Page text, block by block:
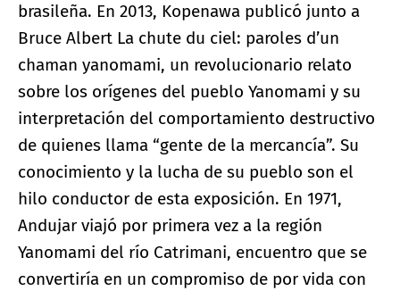
brasileña. En 2013, Kopenawa publicó junto a
Bruce Albert La chute du ciel: paroles d’un
chaman yanomami, un revolucionario relato
sobre los orígenes del pueblo Yanomami y su
interpretación del comportamiento destructivo
de quienes llama “gente de la mercancía”. Su
conocimiento y la lucha de su pueblo son el
hilo conductor de esta exposición. En 1971,
Andujar viajó por primera vez a la región
Yanomami del río Catrimani, encuentro que se
convertiría en un compromiso de por vida con